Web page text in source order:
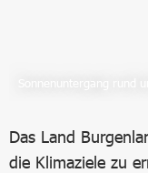
Das Land
die Klimaziele zu